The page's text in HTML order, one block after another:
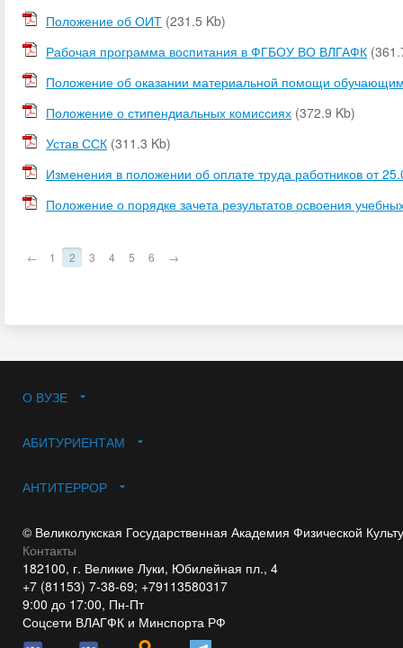
Положение об ОИТ (231.5 Kb)
Рабочая программа воспитания в ФГБОУ ВО ВЛГАФК
Положение об оказании материальной помощи
Положение о стипендиальных комиссиях (372.9 Kb)
Устав ССК (311.3 Kb)
Изменения в положении об оплате труда работников от
Положение о порядке зачета результатов освоения
← 1 2 3 4 5 6 →
О ВУЗЕ
АБИТУРИЕНТАМ
АНТИТЕРРОР
© Великолукская Государственная Академия Физической
Контакты
182100, г. Великие Луки, Юбилейная пл., 4
+7 (81153) 7-38-69; +79113580317
9:00 до 17:00, Пн-Пт
Соцсети ВЛАГФК и Минспорта РФ